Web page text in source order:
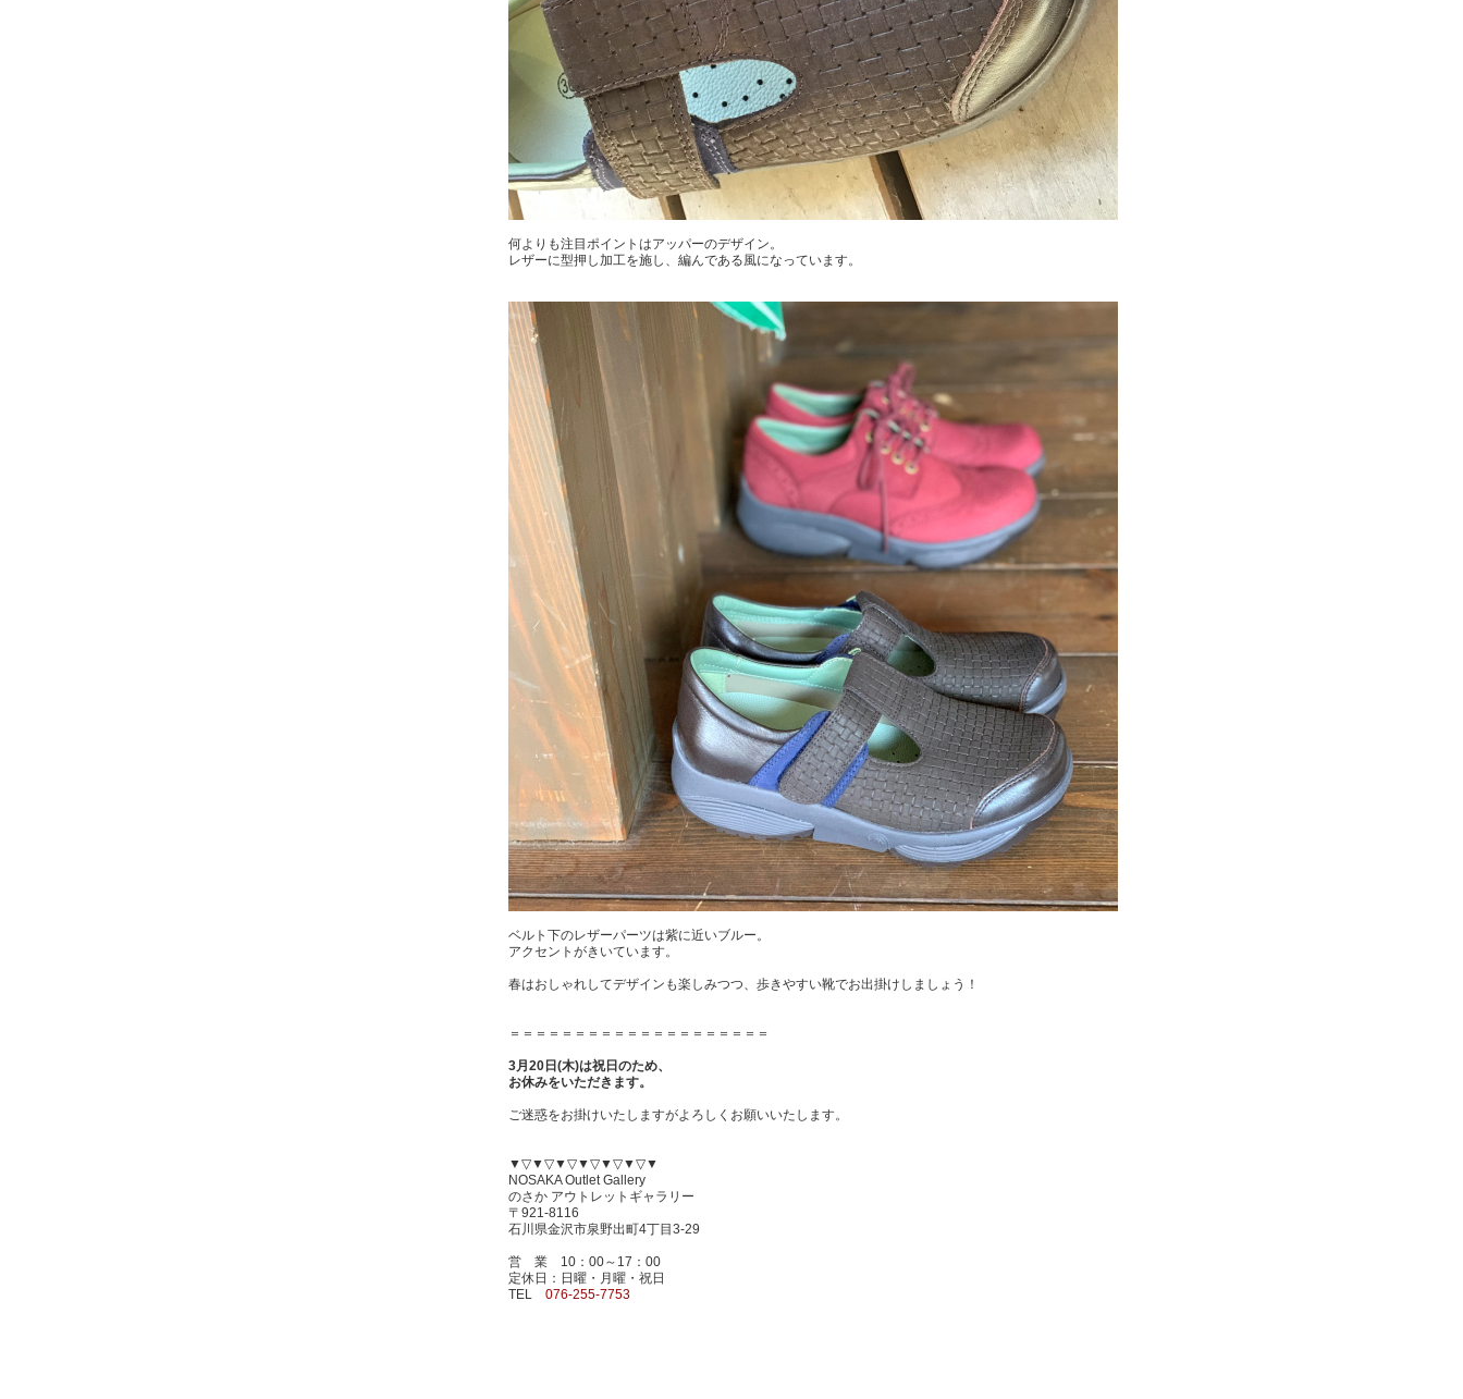
何よりも注目ポイントはアッパーのデザイン。
レザーに型押し加工を施し、編んである風になっています。
ベルト下のレザーパーツは紫に近いブルー。
アクセントがきいています。
春はおしゃれしてデザインも楽しみつつ、歩きやすい靴でお出掛けしましょう！
＝＝＝＝＝＝＝＝＝＝＝＝＝＝＝＝＝＝＝＝
3月20日(木)は祝日のため、
お休みをいただきます。
ご迷惑をお掛けいたしますがよろしくお願いいたします。
▼▽▼▽▼▽▼▽▼▽▼▽▼
NOSAKA Outlet Gallery
のさか アウトレットギャラリー
〒921-8116
石川県金沢市泉野出町4丁目3-29
営 業 10：00～17：00
定休日：日曜・月曜・祝日
TEL 076-255-7753